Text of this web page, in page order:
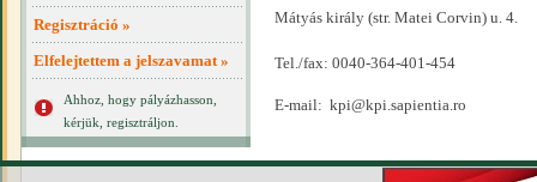
Regisztráció »
Elfelejtettem a jelszavamat »
Ahhoz, hogy pályázhasson,
kérjük, regisztráljon.
Mátyás király (str. Matei Corvin) u. 4.
Tel./fax: 0040-364-401-454
E-mail: kpi@kpi.sapientia.ro